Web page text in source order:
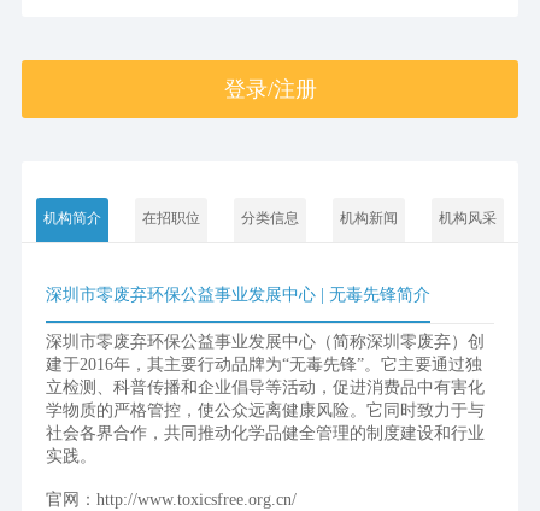
登录/注册
机构简介 在招职位 分类信息 机构新闻 机构风采
深圳市零废弃环保公益事业发展中心 | 无毒先锋简介
深圳市零废弃环保公益事业发展中心（简称深圳零废弃）创
建于2016年，其主要行动品牌为“无毒先锋”。它主要通过独
立检测、科普传播和企业倡导等活动，促进消费品中有害化
学物质的严格管控，使公众远离健康风险。它同时致力于与
社会各界合作，共同推动化学品健全管理的制度建设和行业
实践。
官网：http://www.toxicsfree.org.cn/